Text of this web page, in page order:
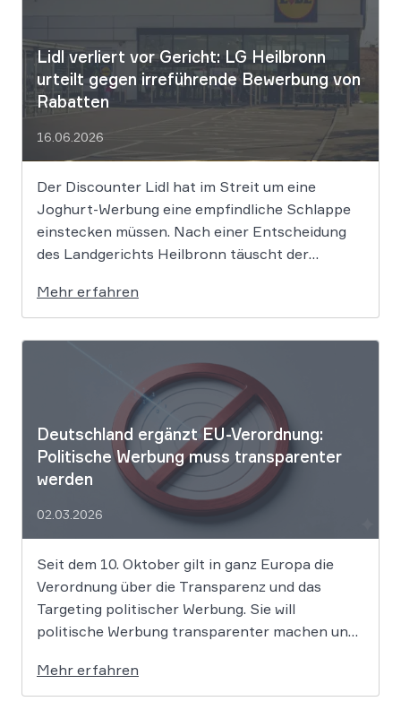
Lidl verliert vor Gericht: LG Heilbronn
urteilt gegen irreführende Bewerbung von
Rabatten
16.06.2026
Der Discounter Lidl hat im Streit um eine
Joghurt-Werbung eine empfindliche Schlappe
einstecken müssen. Nach einer Entscheidung
des Landgerichts Heilbronn täuscht der
Produkte als „Aktion“ mit massiven Rabatten
bewirbt, die Preise in Wahrheit aber nie zuvor
selbst verlangt hat. Das Urteil setzt klare
Mehr erfahren
Deutschland ergänzt EU-Verordnung:
Politische Werbung muss transparenter
werden
02.03.2026
Seit dem 10. Oktober gilt in ganz Europa die
Verordnung über die Transparenz und das
Targeting politischer Werbung. Sie will
politische Werbung transparenter machen und
Daten. Die Regierung will die Verordnung in
Deutschland nun ergänzen. Die
Mehr erfahren